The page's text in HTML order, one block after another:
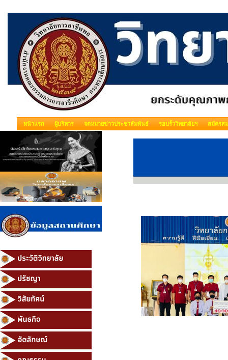
หน้าแรก ผู้บริหาร จดหมายข่าวประชาสัมพันธ์ รอบรั้ววิทยาลัยฯ สมัครส